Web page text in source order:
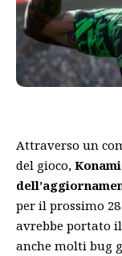
Attraverso un
del gioco,
per il prossimo
avrebbe portato
anche molti bug